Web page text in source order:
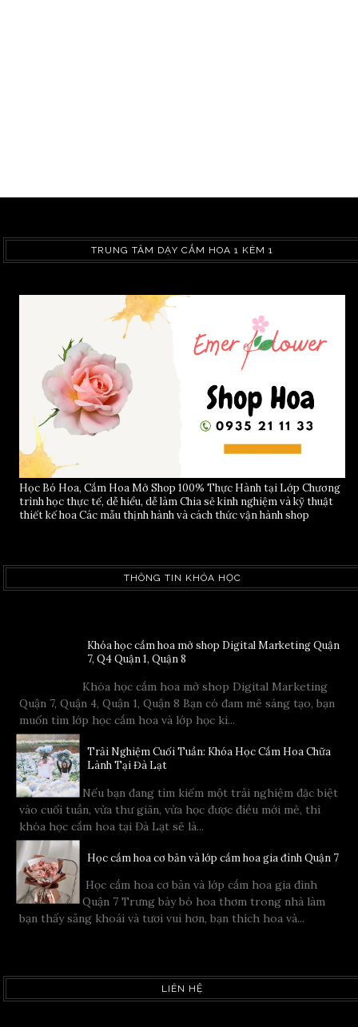
TRUNG TÂM DẠY CẮM HOA 1 KÈM 1
Học Bó Hoa, Cắm Hoa Mở Shop 100% Thực Hành tại Lớp Chương
trình học thực tế, dễ hiểu, dễ làm Chia sẻ kinh nghiệm và kỹ thuật
thiết kế hoa Các mẫu thịnh hành và cách thức vận hành shop
THÔNG TIN KHÓA HỌC
Khóa học cắm hoa mở shop Digital Marketing Quận
7, Q4 Quận 1, Quận 8
Khóa học cắm hoa mở shop Digital Marketing
Quận 7, Quận 4, Quận 1, Quận 8 Bạn có đam mê sáng tạo, bạn
muốn tìm lớp học cắm hoa và lớp học ki...
Trải Nghiệm Cuối Tuần: Khóa Học Cắm Hoa Chữa
Lành Tại Đà Lạt
Nếu bạn đang tìm kiếm một trải nghiệm đặc biệt
vào cuối tuần, vừa thư giãn, vừa học được điều mới mẻ, thì
khóa học cắm hoa tại Đà Lạt sẽ là...
Học cắm hoa cơ bản và lớp cắm hoa gia đình Quận 7
Học cắm hoa cơ bản và lớp cắm hoa gia đình
Quận 7 Trưng bày bó hoa thơm trong nhà làm
bạn thấy sảng khoái và tươi vui hơn, bạn thích hoa và...
LIÊN HỆ